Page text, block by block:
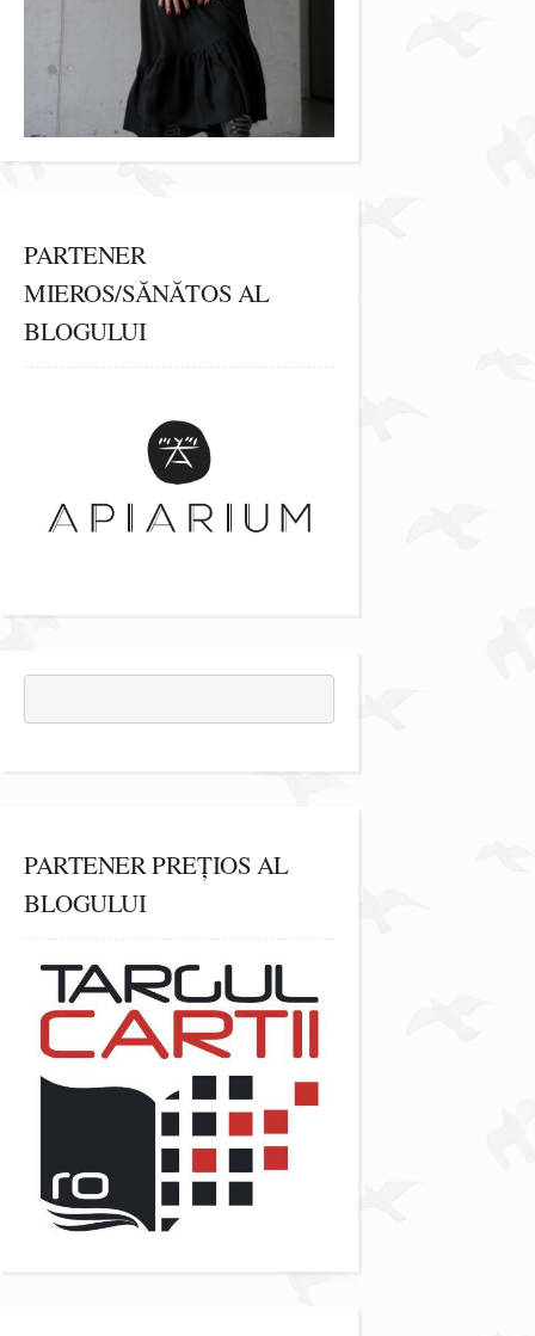
PARTENER
MIEROS/SĂNĂTOS AL
BLOGULUI
PARTENER PREȚIOS AL
BLOGULUI